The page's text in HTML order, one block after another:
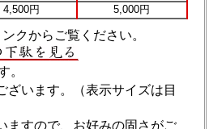
4,500円 5,000円
クからご覧ください。
。
ざいます。（表示サイズは目
ますので、お好みの固さがご